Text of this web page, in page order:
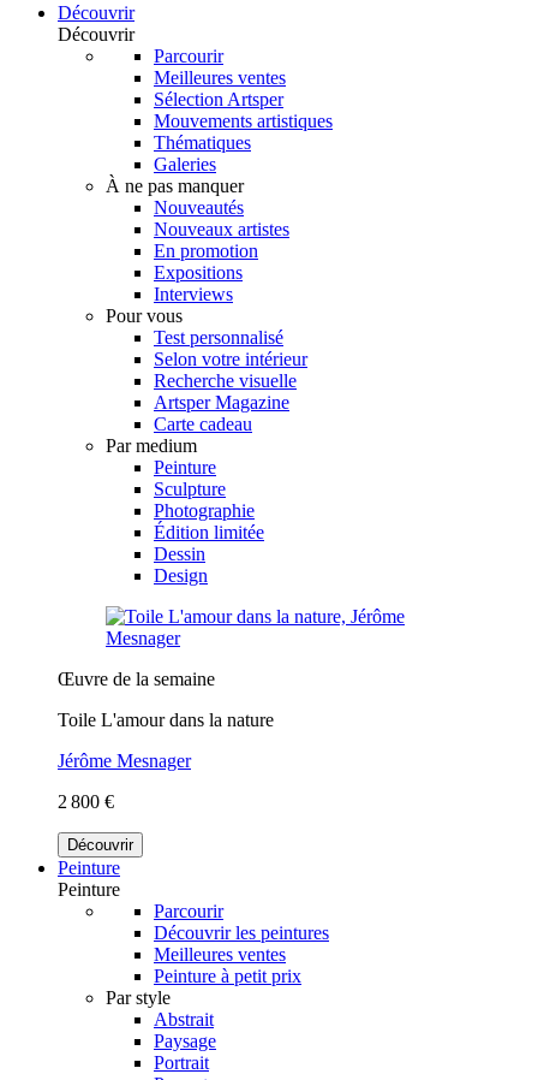
Découvrir
Découvrir
Parcourir
Meilleures ventes
Sélection Artsper
Mouvements artistiques
Thématiques
Galeries
À ne pas manquer
Nouveautés
Nouveaux artistes
En promotion
Expositions
Interviews
Pour vous
Test personnalisé
Selon votre intérieur
Recherche visuelle
Artsper Magazine
Carte cadeau
Par medium
Peinture
Sculpture
Photographie
Édition limitée
Dessin
Design
Œuvre de la semaine
Toile L'amour dans la nature
Jérôme Mesnager
2 800 €
Découvrir
Peinture
Peinture
Parcourir
Découvrir les peintures
Meilleures ventes
Peinture à petit prix
Par style
Abstrait
Paysage
Portrait